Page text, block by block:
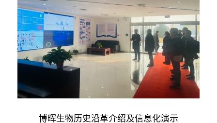
博晖生物历史沿革介绍及信息化演示